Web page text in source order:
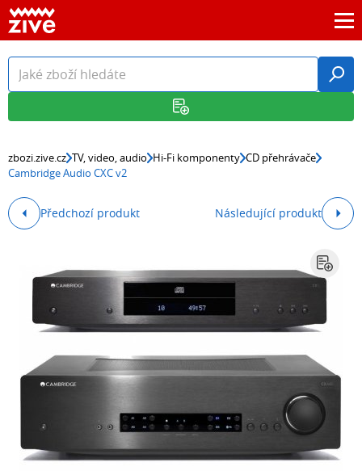
zbozi.zive.cz TV, video, audio Hi-Fi komponenty CD přehrávače
Cambridge Audio CXC v2
Předchozí produkt Následující produkt